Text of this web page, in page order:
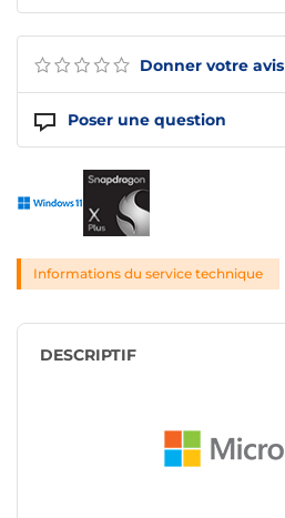
Donner votre avis
Poser une question
Informations du service technique
DESCRIPTIF